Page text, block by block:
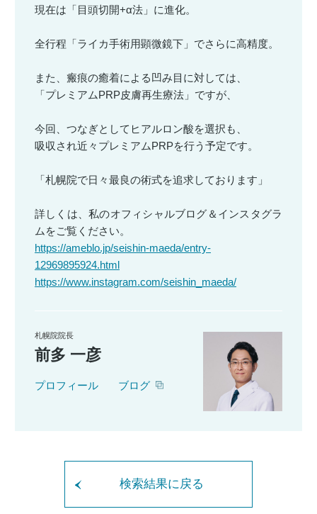
現在は「目頭切開+α法」に進化。
全行程「ライカ手術用顕微鏡下」でさらに高精度。
また、瘢痕の癒着による凹み目に対しては、
「プレミアムPRP皮膚再生療法」ですが、
今回、つなぎとしてヒアルロン酸を選択も、
吸収され近々プレミアムPRPを行う予定です。
「札幌院で日々最良の術式を追求しております」
詳しくは、私のオフィシャルブログ＆インスタグラ
ムをご覧ください。
https://ameblo.jp/seishin-maeda/entry-
12969895924.html
https://www.instagram.com/seishin_maeda/
札幌院院長
前多 一彦
プロフィール ブログ
検索結果に戻る